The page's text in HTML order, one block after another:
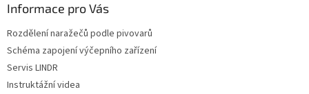
Informace pro Vás
Rozdělení naražečů podle pivovarů
Schéma zapojení výčepního zařízení
Servis LINDR
Instruktážní videa